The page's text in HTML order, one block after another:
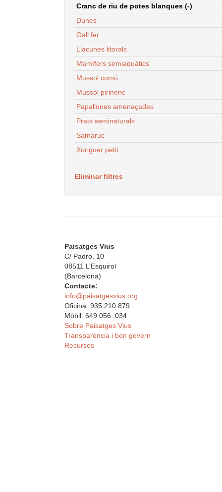
Cranc de riu de potes blanques (-)
Dunes
Gall fer
Llacunes litorals
Mamífers semiaquàtics
Mussol comú
Mussol pirinenc
Papallones amenaçades
Prats seminaturals
Samaruc
Xoriguer petit
Eliminar filtres
Paisatges Vius
C/ Padró, 10
08511 L’Esquirol
(Barcelona)
Contacte:
info@paisatgesvius.org
Oficina: 935.210.879
Mòbil: 649.056. 034
Sobre Paisatges Vius
Transparència i bon govern
Recursos